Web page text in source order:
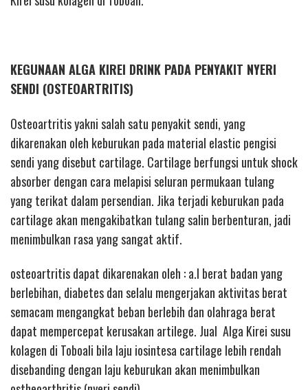
KEGUNAAN ALGA KIREI DRINK PADA PENYAKIT NYERI
SENDI (OSTEOARTRITIS)
Osteoartritis yakni salah satu penyakit sendi, yang
dikarenakan oleh keburukan pada material elastic pengisi
sendi yang disebut cartilage. Cartilage berfungsi untuk shock
absorber dengan cara melapisi seluran permukaan tulang
yang terikat dalam persendian. Jika terjadi keburukan pada
cartilage akan mengakibatkan tulang salin berbenturan, jadi
menimbulkan rasa yang sangat aktif.
osteoartritis dapat dikarenakan oleh : a.l berat badan yang
berlebihan, diabetes dan selalu mengerjakan aktivitas berat
semacam mengangkat beban berlebih dan olahraga berat
dapat mempercepat kerusakan artilege. Jual Alga Kirei susu
kolagen di Toboali bila laju iosintesa cartilage lebih rendah
disebanding dengan laju keburukan akan menimbulkan